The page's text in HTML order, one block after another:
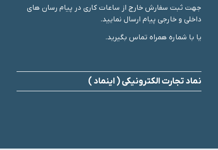
جهت ثبت سفارش خارج از ساعات کاری در پیام رسان های
داخلی و خارجی پیام ارسال نمایید.
یا با شماره همراه تماس بگیرید.
نماد تجارت الکترونیکی ( اینماد )